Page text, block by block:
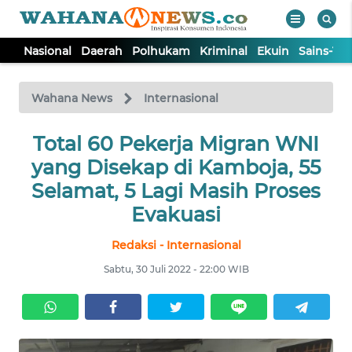
Nasional Daerah Polhukam Kriminal Ekuin Sains-
Wahana News Internasional
Total 60 Pekerja Migran WNI
yang Disekap di Kamboja, 55
Selamat, 5 Lagi Masih Proses
Evakuasi
Redaksi - Internasional
Sabtu, 30 Juli 2022 - 22:00 WIB
TV
Tutup
NASIONAL
DAERAH
EKUIN